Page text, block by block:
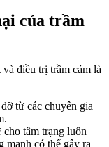
của trầm
điều trị trầm cảm là
từ các chuyên gia
tâm trạng luôn
mạnh có thể gây ra